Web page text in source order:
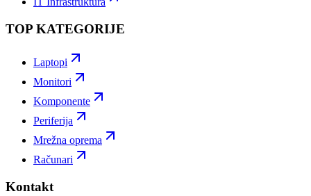
TOP KATEGORIJE
Laptopi
Monitori
Komponente
Periferija
Mrežna oprema
Računari
Kontakt